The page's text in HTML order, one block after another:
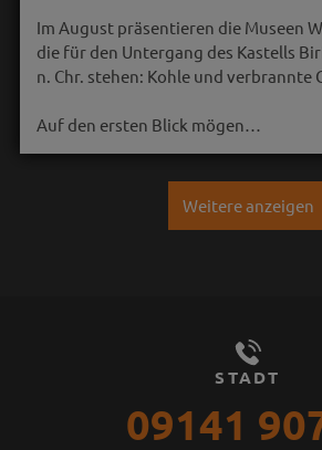
Im August präsentieren die Museen
die für den Untergang des Kastells
n. Chr. stehen: Kohle und verbrannte
Auf den ersten Blick mögen…
Weitere anzeigen
STADT
09141